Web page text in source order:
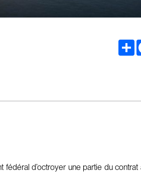
d’octroyer une partie du contrat